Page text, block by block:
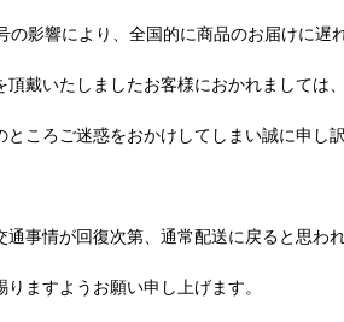
の影響により、全国的に商品のお届けに遅
頂戴いたしましたお客様におかれましては、
ところご迷惑をおかけしてしまい誠に申し
通事情が回復次第、通常配送に戻ると思われ
りますようお願い申し上げます。